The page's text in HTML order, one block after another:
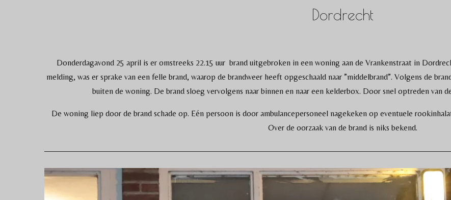
Dordrecht
Donderdagavond 25 april is er omstreeks 22.15 uur brand uitgebroken in een woning aan de Vrankenstraat in
melding, was er sprake van een felle brand, waarop de brandweer heeft opgeschaald naar ”middelbrand”. Volgens de
buiten de woning. De brand sloeg vervolgens naar binnen en naar een kelderbox. Door snel optreden van
De woning liep door de brand schade op. Eén persoon is door ambulancepersoneel nagekeken op eventuele
Over de oorzaak van de brand is niks bekend.